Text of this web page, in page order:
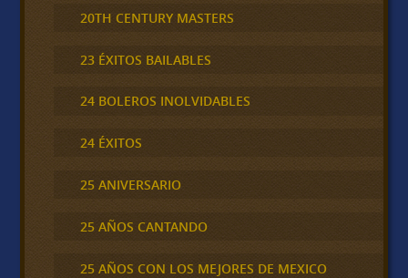
20TH CENTURY MASTERS
23 ÉXITOS BAILABLES
24 BOLEROS INOLVIDABLES
24 ÉXITOS
25 ANIVERSARIO
25 AÑOS CANTANDO
25 AÑOS CON LOS MEJORES DE MEXICO